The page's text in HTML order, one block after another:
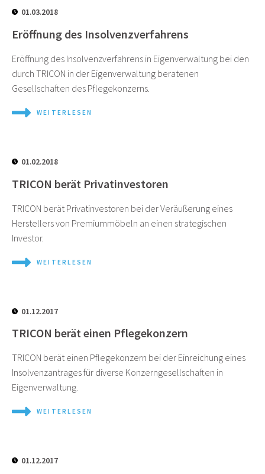
01.03.2018
Eröffnung des Insolvenzverfahrens
Eröffnung des Insolvenzverfahrens in Eigenverwaltung bei den
durch TRICON in der Eigenverwaltung beratenen
Gesellschaften des Pflegekonzerns.
WEITERLESEN
01.02.2018
TRICON berät Privatinvestoren
TRICON berät Privatinvestoren bei der Veräußerung eines
Herstellers von Premiummöbeln an einen strategischen
Investor.
WEITERLESEN
01.12.2017
TRICON berät einen Pflegekonzern
TRICON berät einen Pflegekonzern bei der Einreichung eines
Insolvenzantrages für diverse Konzerngesellschaften in
Eigenverwaltung.
WEITERLESEN
01.12.2017